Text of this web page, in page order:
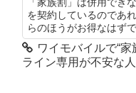
「家族割」は併用でき
を契約しているのであ
らのほうがお得なはずで
ワイモバイルで“
ライン専用が不安な